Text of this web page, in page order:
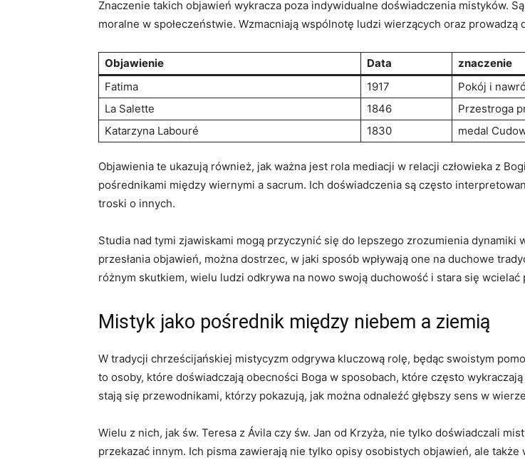
Znaczenie takich objawień wykracza poza indywidualne doświadczenia mistyków.
moralne w społeczeństwie. Wzmacniają wspólnotę ludzi wierzących oraz
Objawienie Data
znaczenie
Fatima
1917
Pokój i
La Salette
1846
Przestroga
Katarzyna Labouré
1830 medal
Objawienia te ukazują również, jak ważna jest rola mediacji w relacji człowieka z
pośrednikami między wiernymi a sacrum. Ich doświadczenia są często
troski o innych.
Studia nad tymi zjawiskami mogą przyczynić się do lepszego zrozumienia
przesłania objawień, można dostrzec, w jaki sposób wpływają one na duchowe
różnym skutkiem, wielu ludzi odkrywa na nowo swoją duchowość i stara się wcielać
Mistyk jako pośrednik między niebem a ziemią
W tradycji chrześcijańskiej mistycyzm odgrywa kluczową rolę, będąc swoistym
to osoby, które doświadczają obecności Boga w sposobach, które często
stają się przewodnikami, którzy pokazują, jak można odnaleźć głębszy sens w
Wielu z nich, jak św. Teresa z Ávila czy św. Jan od Krzyża, nie tylko doświadczali
przekazać innym. Ich pisma zawierają nie tylko opisy osobistych objawień, ale